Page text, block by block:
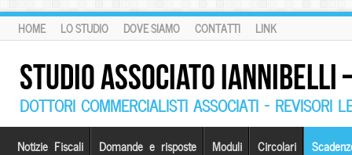
HOME LO STUDIO DOVE SIAMO CONTATTI LINK
STUDIO ASSOCIATO
DOTTORI COMMERCIALISTI ASSOCIATI – REVISORI
Notizie Fiscali Domande e risposte Moduli Circolari